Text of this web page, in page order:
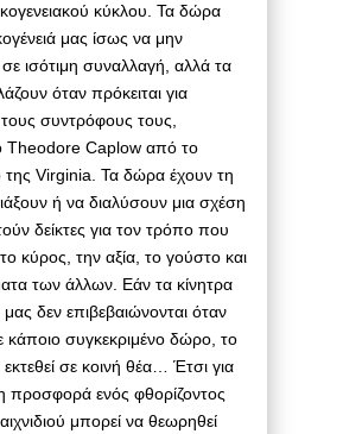
κύκλου. Τα δώρα
μας ίσως να μην
ισότιμη συναλλαγή, αλλά τα
όταν πρόκειται για
τους συντρόφους τους,
Theodore Caplow από το
της Virginia. Τα δώρα έχουν τη
ή να διαλύσουν μια σχέση
δείκτες για τον τρόπο που
κύρος, την αξία, το γούστο και
των άλλων. Εάν τα κίνητρα
μας δεν επιβεβαιώνονται όταν
συγκεκριμένο δώρο, το
σε κοινή θέα… Έτσι για
προσφορά ενός φθορίζοντος
μπορεί να θεωρηθεί